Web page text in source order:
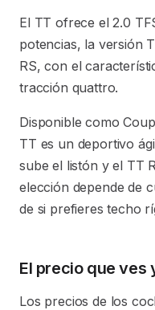
El TT ofrece el 2.0
potencias, la versión
RS, con el
tracción quattro.
Disponible como
TT es un deportivo
sube el listón y el TT
elección depende de
de si prefieres techo
El precio que ves
Los precios de los